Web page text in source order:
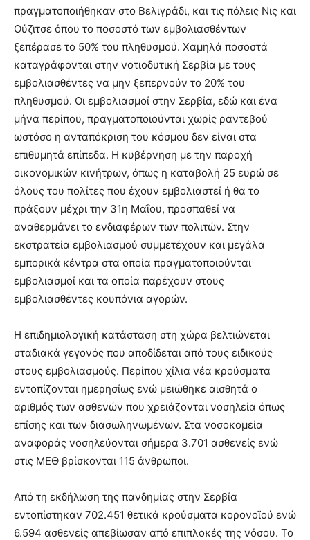
πραγματοποιήθηκαν στο Βελιγράδι, και τις πόλεις Νις και
Ούζιτσε όπου το ποσοστό των εμβολιασθέντων
ξεπέρασε το 50% του πληθυσμού. Χαμηλά ποσοστά
καταγράφονται στην νοτιοδυτική Σερβία με τους
εμβολιασθέντες να μην ξεπερνούν το 20% του
πληθυσμού. Οι εμβολιασμοί στην Σερβία, εδώ και ένα
μήνα περίπου, πραγματοποιούνται χωρίς ραντεβού
ωστόσο η ανταπόκριση του κόσμου δεν είναι στα
επιθυμητά επίπεδα. Η κυβέρνηση με την παροχή
οικονομικών κινήτρων, όπως η καταβολή 25 ευρώ σε
όλους του πολίτες που έχουν εμβολιαστεί ή θα το
πράξουν μέχρι την 31η Μαΐου, προσπαθεί να
αναθερμάνει το ενδιαφέρων των πολιτών. Στην
εκστρατεία εμβολιασμού συμμετέχουν και μεγάλα
εμπορικά κέντρα στα οποία πραγματοποιούνται
εμβολιασμοί και τα οποία παρέχουν στους
εμβολιασθέντες κουπόνια αγορών.
Η επιδημιολογική κατάσταση στη χώρα βελτιώνεται
σταδιακά γεγονός που αποδίδεται από τους ειδικούς
στους εμβολιασμούς. Περίπου χίλια νέα κρούσματα
εντοπίζονται ημερησίως ενώ μειώθηκε αισθητά ο
αριθμός των ασθενών που χρειάζονται νοσηλεία όπως
επίσης και των διασωληνωμένων. Στα νοσοκομεία
αναφοράς νοσηλεύονται σήμερα 3.701 ασθενείς ενώ
στις ΜΕΘ βρίσκονται 115 άνθρωποι.
Από τη εκδήλωση της πανδημίας στην Σερβία
εντοπίστηκαν 702.451 θετικά κρούσματα κορονοϊού ενώ
6.594 ασθενείς απεβίωσαν από επιπλοκές της νόσου. Το